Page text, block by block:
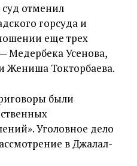
отменил
горсуда и
еще трех
Медербека Усенова,
Жениша Токторбаева.
были
Уголовное дело
в Джалал-